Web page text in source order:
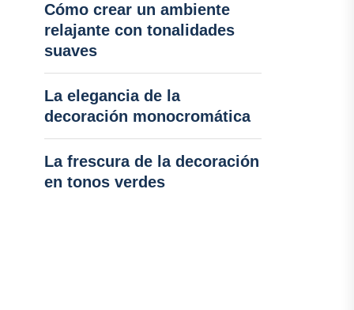
Cómo crear un ambiente
relajante con tonalidades
suaves
La elegancia de la
decoración monocromática
La frescura de la decoración
en tonos verdes